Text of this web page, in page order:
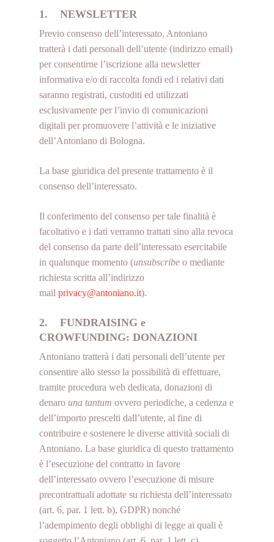
1. NEWSLETTER
Previo consenso dell’interessato, Antoniano
tratterà i dati personali dell’utente (indirizzo email)
per consentirne l’iscrizione alla newsletter
informativa e/o di raccolta fondi ed i relativi dati
saranno registrati, custoditi ed utilizzati
esclusivamente per l’invio di comunicazioni
digitali per promuovere l’attività e le iniziative
dell’Antoniano di Bologna.
La base giuridica del presente trattamento è il
consenso dell’interessato.
Il conferimento del consenso per tale finalità è
facoltativo e i dati verranno trattati sino alla revoca
del consenso da parte dell’interessato esercitabile
in qualunque momento (unsubscribe o mediante
richiesta scritta all’indirizzo
mail privacy@antoniano.it).
2. FUNDRAISING e
CROWFUNDING: DONAZIONI
Antoniano tratterà i dati personali dell’utente per
consentire allo stesso la possibilità di effettuare,
tramite procedura web dedicata, donazioni di
denaro una tantum ovvero periodiche, a cedenza e
dell’importo prescelti dall’utente, al fine di
contribuire e sostenere le diverse attività sociali di
Antoniano. La base giuridica di questo trattamento
è l’esecuzione del contratto in favore
dell’interessato ovvero l’esecuzione di misure
precontrattuali adottate su richiesta dell’interessato
(art. 6, par. 1 lett. b), GDPR) nonché
l’adempimento degli obblighi di legge ai quali è